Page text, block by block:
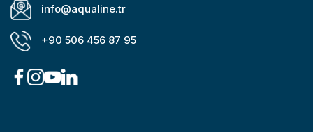
info@aqualine.tr
+90 506 456 87 95